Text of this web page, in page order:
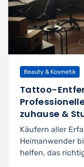
Beauty & Kosmetik
Tattoo-
zuhause &
Käufern aller
Heimanwender
helfen, das